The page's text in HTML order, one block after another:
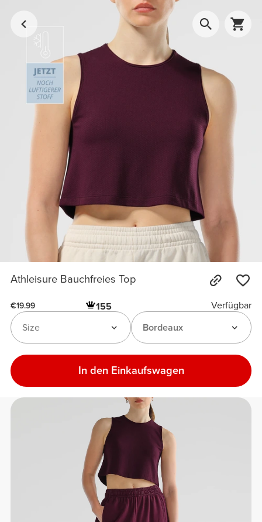
Athleisure Bauchfreies Top
€19.99 155
Verfügbar
Bordeaux
Size
In den Einkaufswagen